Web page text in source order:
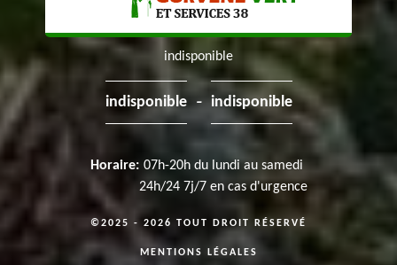
indisponible
indisponible - indisponible
Horaire: 07h-20h du lundi au samedi
24h/24 7j/7 en cas d'urgence
©2025 - 2026 TOUT DROIT RÉSERVÉ
MENTIONS LÉGALES